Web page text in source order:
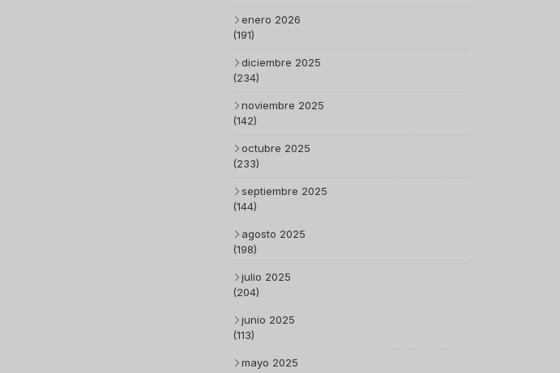
enero 2026
(191)
diciembre 2025
(234)
noviembre 2025
(142)
octubre 2025
(233)
septiembre 2025
(144)
agosto 2025
(198)
julio 2025
(204)
junio 2025
(113)
mayo 2025